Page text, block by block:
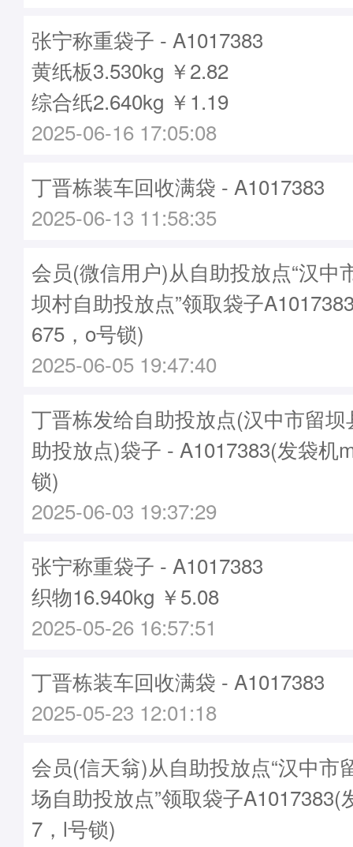
张宁称重袋子 - A1017383
黄纸板3.530kg ￥2.82
综合纸2.640kg ￥1.19
2025-06-16 17:05:08
丁晋栋装车回收满袋 - A1017383
2025-06-13 11:58:35
会员(微信用户)从自助投放点“汉中
坝村自助投放点”领取袋子
675，o号锁)
2025-06-05 19:47:40
丁晋栋发给自助投放点(汉中市留
助投放点)袋子 - A1017383(发袋机
锁)
2025-06-03 19:37:29
张宁称重袋子 - A1017383
织物16.940kg ￥5.08
2025-05-26 16:57:51
丁晋栋装车回收满袋 - A1017383
2025-05-23 12:01:18
会员(信天翁)从自助投放点“汉中市
场自助投放点”领取袋子A1017383(
7，l号锁)